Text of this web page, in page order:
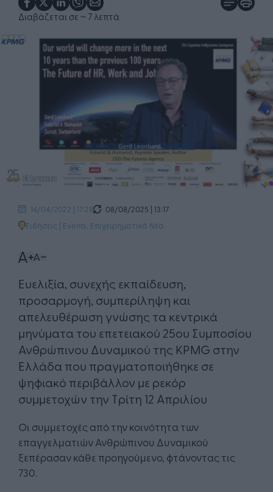
Διαβάζεται σε ~ 7 λεπτά
14/04/2022 | 17:28
08/08/2025 | 13:17
Ειδήσεις | Events Επιχειρηματικά Νέα
Ευελιξία, συνεχής εκπαίδευση,
προσαρμογή, συμπερίληψη και
απελευθέρωση γνώσης τα κεντρικά
μηνύματα του επετειακού 25ου Συμποσίου
Ανθρώπινου Δυναμικού της KPMG στην
Ελλάδα που πραγματοποιήθηκε σε
ψηφιακό περιβάλλον με ρεκόρ
συμμετοχών την Τρίτη 12 Απριλίου
Οι συμμετοχές από την κοινότητα των
επαγγελματιών Ανθρώπινου Δυναμικού
ξεπέρασαν κάθε προηγούμενο, φτάνοντας τις
730.